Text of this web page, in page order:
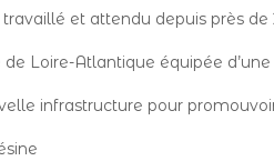
travaillé et attendu depuis près de
Loire-Atlantique équipée
infrastructure pour